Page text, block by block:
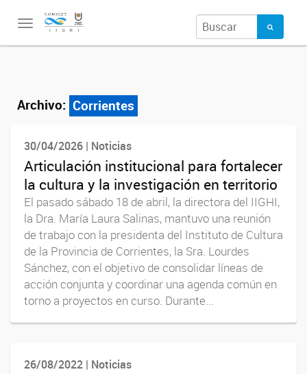
Toggle
Archivo: Corrientes
30/04/2026 | Noticias
Articulación institucional para fortalecer
la cultura y la investigación en territorio
El pasado sábado 18 de abril, la directora del IIGHI,
la Dra. María Laura Salinas, mantuvo una reunión
de trabajo con la presidenta del Instituto de Cultura
de la Provincia de Corrientes, la Sra. Lourdes
Sánchez, con el objetivo de consolidar líneas de
acción conjunta y coordinar una agenda común en
torno a proyectos en curso. Durante...
26/08/2022 | Noticias